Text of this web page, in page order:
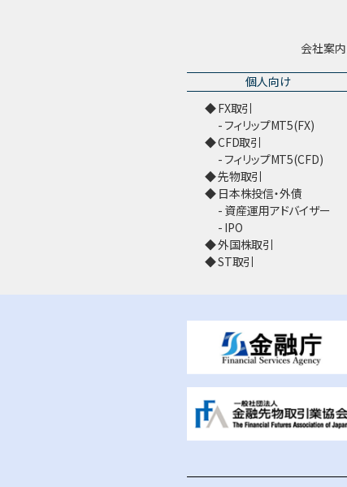
会社案内
個人向け
FX取引
フィリップMT5(FX)
CFD取引
フィリップMT5(CFD)
先物取引
日本株投信・外債
資産運用アドバイザー
IPO
外国株取引
ST取引